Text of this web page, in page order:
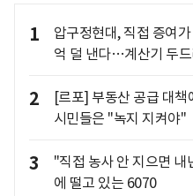
1
압구정현대, 직접 증여
억 덜 낸다…계산기 두
2
[르포] 부동산 공급 대
시민들은 "녹지 지켜야"
3
"직접 농사 안 지으면
에 떨고 있는 6070